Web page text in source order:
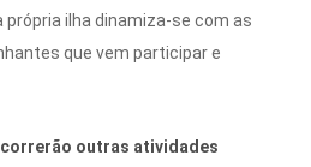
própria ilha dinamiza-se com as
que vem participar e
outras atividades